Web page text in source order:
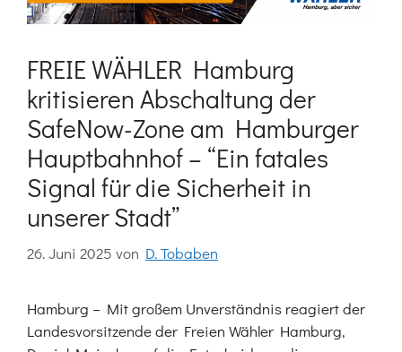
FREIE WÄHLER Hamburg
kritisieren Abschaltung der
SafeNow-Zone am Hamburger
Hauptbahnhof – “Ein fatales
Signal für die Sicherheit in
unserer Stadt”
26. Juni 2025 von D. Tobaben
Hamburg – Mit großem Unverständnis reagiert der
Landesvorsitzende der Freien Wähler Hamburg,